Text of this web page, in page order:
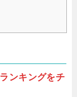
ンキングをチ